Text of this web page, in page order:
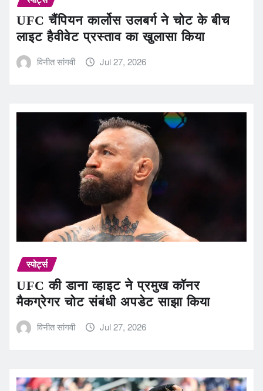
UFC चैंपियन कार्लोस उलबर्ग ने चोट के बीच
लाइट हैवीवेट प्रस्ताव का खुलासा किया
विनीत सांगवी Jul 27, 2026
स्पोर्ट्स
UFC की डाना व्हाइट ने प्रमुख कॉनर
मैकग्रेगर चोट संबंधी अपडेट साझा किया
विनीत सांगवी Jul 27, 2026